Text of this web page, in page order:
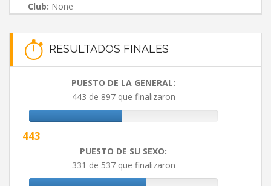
Club: None
RESULTADOS FINALES
PUESTO DE LA GENERAL:
443 de 897 que finalizaron
443
PUESTO DE SU SEXO:
331 de 537 que finalizaron